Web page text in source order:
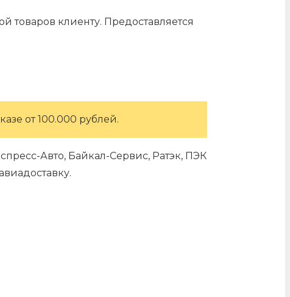
клиенту. Предоставляется
от 100.000 рублей.
Авто, Байкал-Сервис, Ратэк, ПЭК